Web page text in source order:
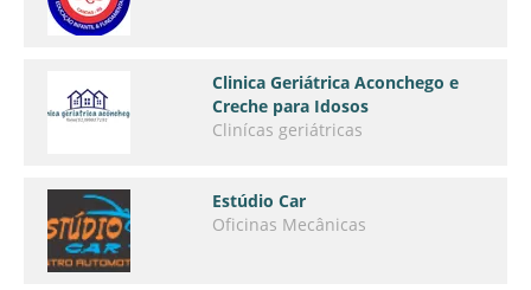
Clinica Geriátrica Aconchego e
Creche para Idosos
Clinícas geriátricas
Estúdio Car
Oficinas Mecânicas